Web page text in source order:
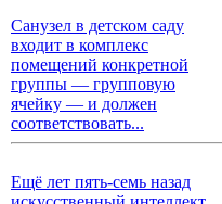
Санузел в детском саду
входит в комплекс
помещений конкретной
группы — групповую
ячейку — и должен
соответствовать...
Ещё лет пять-семь назад